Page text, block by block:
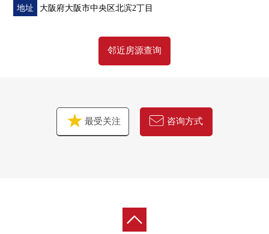
0Lawson北滨土佐堀份店步行2分钟(约140m)
0开平小学步行4分钟(约290m)
0中之岛公园步行5分钟(约390m)
地址 大阪府大阪市中央区北滨2丁目
邻近房源查询
最受关注 咨询方式